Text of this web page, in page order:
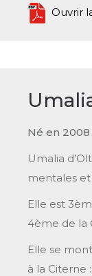
Ouvrir
Né en 2008
Umalia
mentales
Elle est
4ème de la
Elle se
à la Citerne